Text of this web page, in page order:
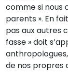
comme si nous
parents ». En
pas aux autres
fasse » doit
de nos propres